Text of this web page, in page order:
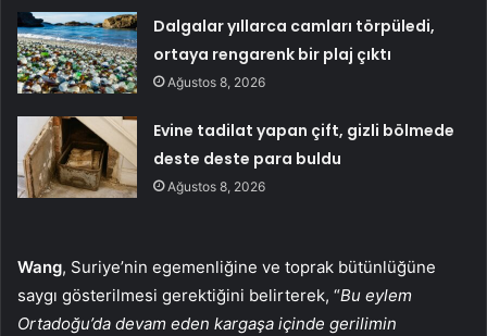
Dalgalar yıllarca camları törpüledi,
ortaya rengarenk bir plaj çıktı
Ağustos 8, 2026
Evine tadilat yapan çift, gizli bölmede
deste deste para buldu
Ağustos 8, 2026
Wang, Suriye’nin egemenliğine ve toprak bütünlüğüne
saygı gösterilmesi gerektiğini belirterek, “Bu eylem
Ortadoğu’da devam eden kargaşa içinde gerilimin